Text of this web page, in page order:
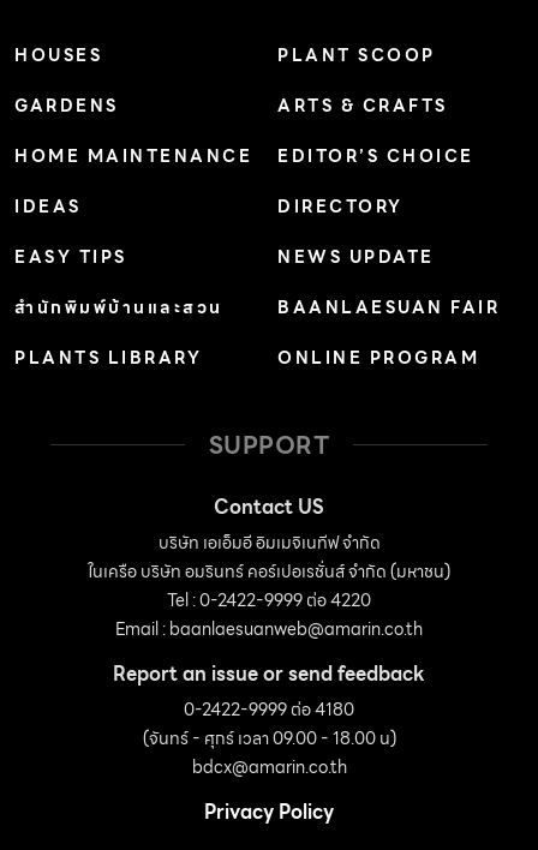
HOUSES
GARDENS
HOME MAINTENANCE
IDEAS
EASY TIPS
สำนักพิมพ์บ้านและสวน
PLANTS LIBRARY
PLANT SCOOP
ARTS & CRAFTS
EDITOR’S CHOICE
DIRECTORY
NEWS UPDATE
BAANLAESUAN FAIR
ONLINE PROGRAM
SUPPORT
Contact US
บริษัท เอเอ็มอี อิมเมจิเนทีฟ จำกัด
ในเครือ บริษัท อมรินทร์ คอร์เปอเรชั่นส์ จำกัด (มหาชน)
Tel : 0-2422-9999 ต่อ 4220
Email :baanlaesuanweb@amarin.co.th
Report an issue or send feedback
0-2422-9999 ต่อ 4180
(จันทร์ - ศุกร์ เวลา 09.00 - 18.00 น)
bdcx@amarin.co.th
Privacy Policy